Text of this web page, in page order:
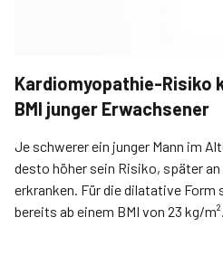
Kardiomyopathie-Risiko
BMI junger Erwachsener
Je schwerer ein junger Mann im
desto höher sein Risiko, später
erkranken. Für die dilatative Form
bereits ab einem BMI von 23 kg/m².